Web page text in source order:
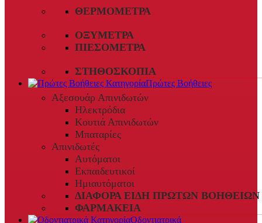
ΘΕΡΜΌΜΕΤΡΑ
ΟΞΎΜΕΤΡΑ
ΠΙΕΣΌΜΕΤΡΑ
ΣΤΗΘΟΣΚΌΠΙΑ
Πρώτες Βοήθειες
Αξεσουάρ Απινιδωτών
Ηλεκτρόδια
Κουτιά Απινιδωτών
Μπαταρίες
Απινιδωτές
Αυτόματοι
Εκπαιδευτικοί
Ημιαυτόματοι
ΔΙΆΦΟΡΑ ΕΊΔΗ ΠΡΏΤΩΝ ΒΟΗΘΕΙΏΝ
ΦΑΡΜΑΚΕΊΑ
Οδοντιατρικά